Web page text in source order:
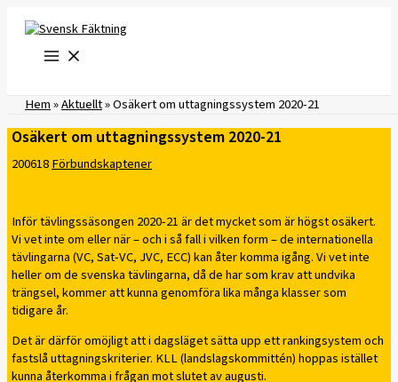
innehåll
Hem»Aktuellt»Osäkert om uttagningssystem 2020-21
Osäkert om uttagningssystem 2020-21
200618Förbundskaptener
Inför tävlingssäsongen 2020-21 är det mycket som är högst osäkert.
Vi vet inte om eller när – och i så fall i vilken form – de internationella
tävlingarna (VC, Sat-VC, JVC, ECC) kan åter komma igång. Vi vet inte
heller om de svenska tävlingarna, då de har som krav att undvika
trängsel, kommer att kunna genomföra lika många klasser som
tidigare år.
Det är därför omöjligt att i dagsläget sätta upp ett rankingsystem och
fastslå uttagningskriterier. KLL (landslagskommittén) hoppas istället
kunna återkomma i frågan mot slutet av augusti.